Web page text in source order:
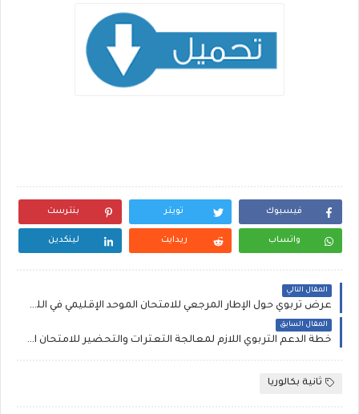
فيسبوك تويتر بنترست
واتساب ريدايت لينكدين
المقال التالي
عرض تربوي حول الإطار المرجعي للامتحان الموحد الإقليمي في اللغة الفرنسية والرياضيات 2021
المقال السابق
خطة الدعم التربوي اللازم لمعالجة التعثرات والتحضير للامتحان الاقليمي للمستوى السادس‎
ثانية بكالوريا